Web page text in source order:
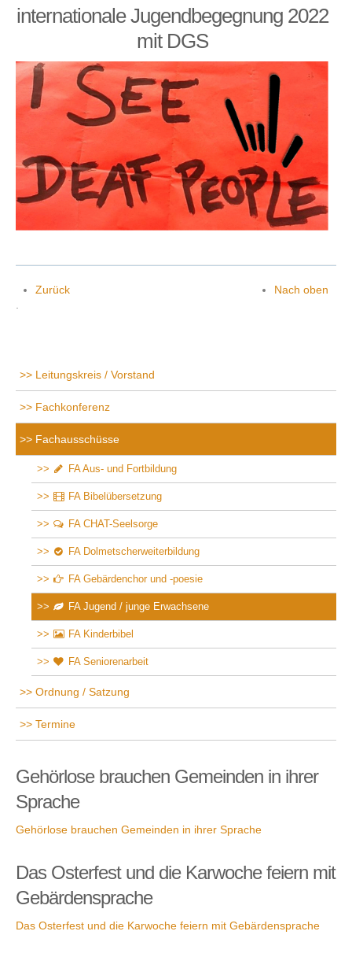
internationale Jugendbegegnung 2022
mit DGS
Zurück
Nach oben
.
Leitungskreis / Vorstand
Fachkonferenz
Fachausschüsse
FA Aus- und Fortbildung
FA Bibelübersetzung
FA CHAT-Seelsorge
FA Dolmetscherweiterbildung
FA Gebärdenchor und -poesie
FA Jugend / junge Erwachsene
FA Kinderbibel
FA Seniorenarbeit
Ordnung / Satzung
Termine
Gehörlose brauchen Gemeinden in ihrer
Sprache
Gehörlose brauchen Gemeinden in ihrer Sprache
Das Osterfest und die Karwoche feiern mit
Gebärdensprache
Das Osterfest und die Karwoche feiern mit Gebärdensprache